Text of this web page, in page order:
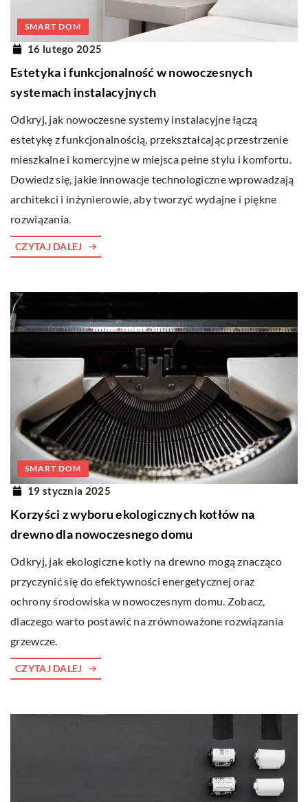
SMART DOM
16 lutego 2025
Estetyka i funkcjonalność w nowoczesnych
systemach instalacyjnych
Odkryj, jak nowoczesne systemy instalacyjne łączą
estetykę z funkcjonalnością, przekształcając przestrzenie
mieszkalne i komercyjne w miejsca pełne stylu i komfortu.
Dowiedz się, jakie innowacje technologiczne wprowadzają
architekci i inżynierowie, aby tworzyć wydajne i piękne
rozwiązania.
CZYTAJ DALEJ
SMART DOM
19 stycznia 2025
Korzyści z wyboru ekologicznych kotłów na
drewno dla nowoczesnego domu
Odkryj, jak ekologiczne kotły na drewno mogą znacząco
przyczynić się do efektywności energetycznej oraz
ochrony środowiska w nowoczesnym domu. Zobacz,
dlaczego warto postawić na zrównoważone rozwiązania
grzewcze.
CZYTAJ DALEJ